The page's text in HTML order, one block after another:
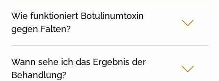
Wie funktioniert Botulinumtoxin
gegen Falten?
Wann sehe ich das Ergebnis der
Behandlung?